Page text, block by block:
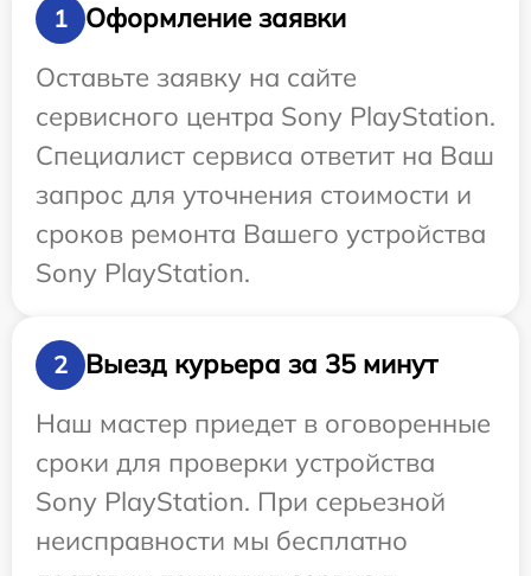
1
Оформление заявки
Оставьте заявку на сайте
сервисного центра Sony PlayStation.
Специалист сервиса ответит на Ваш
запрос для уточнения стоимости и
сроков ремонта Вашего устройства
Sony PlayStation.
2
Выезд курьера за 35 минут
Наш мастер приедет в оговоренные
сроки для проверки устройства
Sony PlayStation. При серьезной
неисправности мы бесплатно